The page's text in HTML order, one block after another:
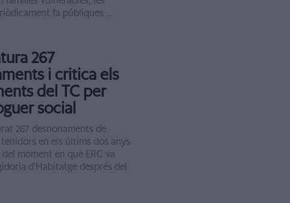
fa públiques ...
267
i critica els
del TC per
social
267 desnonaments de
tenidors en els últims dos anys
moment en què ERC va
d'Habitatge després del